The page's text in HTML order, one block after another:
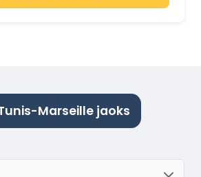
Marseille jaoks